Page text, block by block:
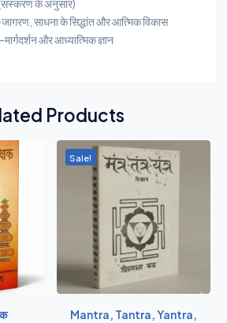
जागरण, साधना के सिद्धांत और आत्मिक विकास
और आध्यात्मिक ज्ञान
Products
Sale!
Mantra, Tantra, Yantra,